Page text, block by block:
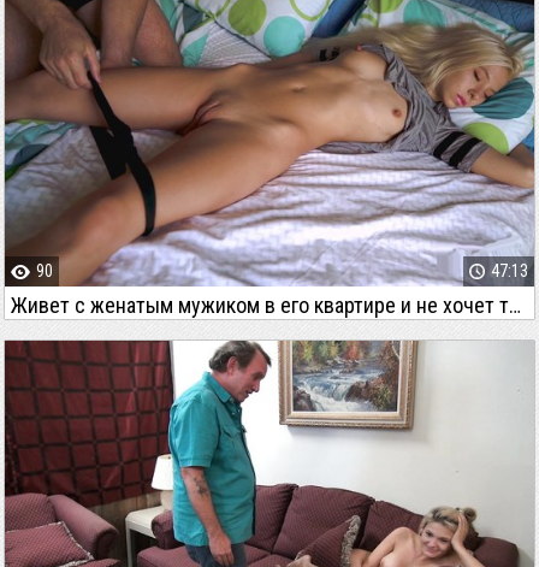
Живет с женатым мужиком в его квартире и не хочет трахаться
47:13
90